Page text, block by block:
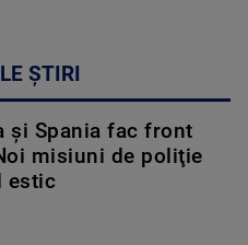
ȘTIRI
şi Spania fac front
misiuni de poliţie
estic